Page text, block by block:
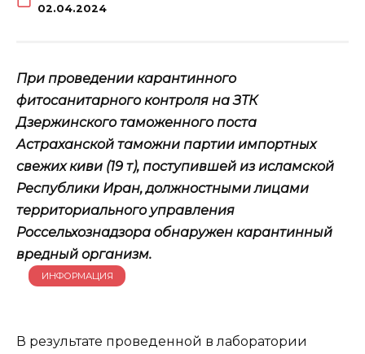
02.04.2024
При проведении карантинного
фитосанитарного контроля на ЗТК
Дзержинского таможенного поста
Астраханской таможни партии импортных
свежих киви (19 т), поступившей из исламской
Республики Иран, должностными лицами
территориального управления
Россельхознадзора обнаружен карантинный
вредный организм.
ИНФОРМАЦИЯ
В результате проведенной в лаборатории